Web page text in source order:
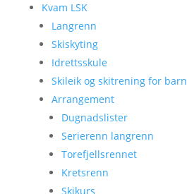
Kvam LSK
Langrenn
Skiskyting
Idrettsskule
Skileik og skitrening for barn
Arrangement
Dugnadslister
Serierenn langrenn
Torefjellsrennet
Kretsrenn
Skikurs